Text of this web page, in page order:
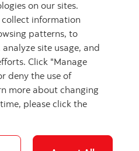
Notes juridiques Confidentialité
on our sites.
collect information
patterns, to
site usage, and
Click "Manage
deny the use of
more about changing
please click the